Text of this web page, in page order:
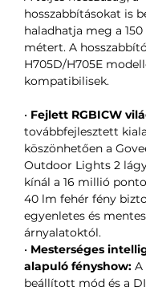
hosszabbításokat is
haladhatja meg a
métert. A
H705D/H705E
kompatibilisek.
• Fejlett RGBICW
továbbfejlesztett
köszönhetően a
Outdoor Lights 2
kínál a 16 millió
40 lm fehér fény
egyenletes és
árnyalatoktól.
• Mesterséges
alapuló fényshow: A
beállított mód és a